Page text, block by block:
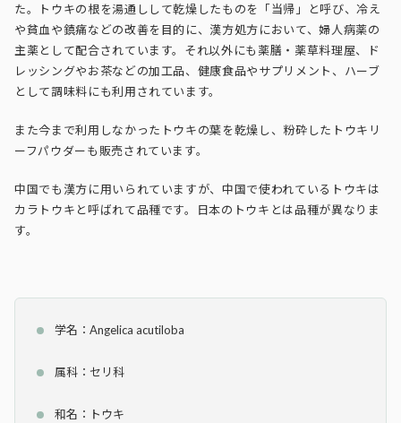
た。トウキの根を湯通しして乾燥したものを「当帰」と呼び、冷え
や貧血や鎮痛などの改善を目的に、漢方処方において、婦人病薬の
主薬として配合されています。それ以外にも薬膳・薬草料理屋、ド
レッシングやお茶などの加工品、健康食品やサプリメント、ハーブ
として調味料にも利用されています。
また今まで利用しなかったトウキの葉を乾燥し、粉砕したトウキリ
ーフパウダーも販売されています。
中国でも漢方に用いられていますが、中国で使われているトウキは
カラトウキと呼ばれて品種です。日本のトウキとは品種が異なりま
す。
学名：Angelica acutiloba
属科：セリ科
和名：トウキ